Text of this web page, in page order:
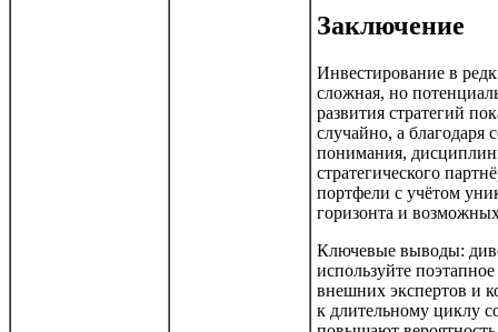
Заключение
Инвестирование в
сложная, но
развития стратегий
случайно, а благодаря
понимания,
стратегического
портфели с учётом
горизонта и
Ключевые выводы:
используйте
внешних экспертов и
к длительному циклу